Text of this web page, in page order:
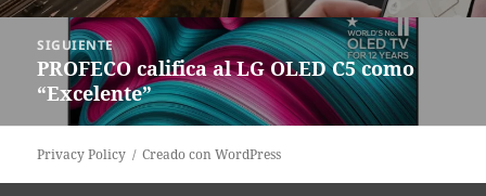
SIGUIENTE
Siguiente
entrada:
PROFECO califica al LG OLED C5 como
“Excelente”
Privacy Policy Creado con WordPress